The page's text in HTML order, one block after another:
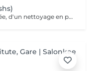
Besoin d'éclat, de stimulation cutanée, d'un nettoyage en profondeur ? Avec l'action combinée d'acides hyaluronique, lactique et salicylique additionnés de planctons marins et de camphre, ce soin coche toutes les cases d'un soin cabine PROFESSIONNEL. A tester en cure sur 4 à 6 semaines.